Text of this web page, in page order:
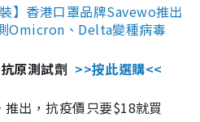
】香港口罩品牌Savewo推出
Omicron、Delta變種病毒
原測試劑 >>按此選購<<
出，抗疫價只要$18就買